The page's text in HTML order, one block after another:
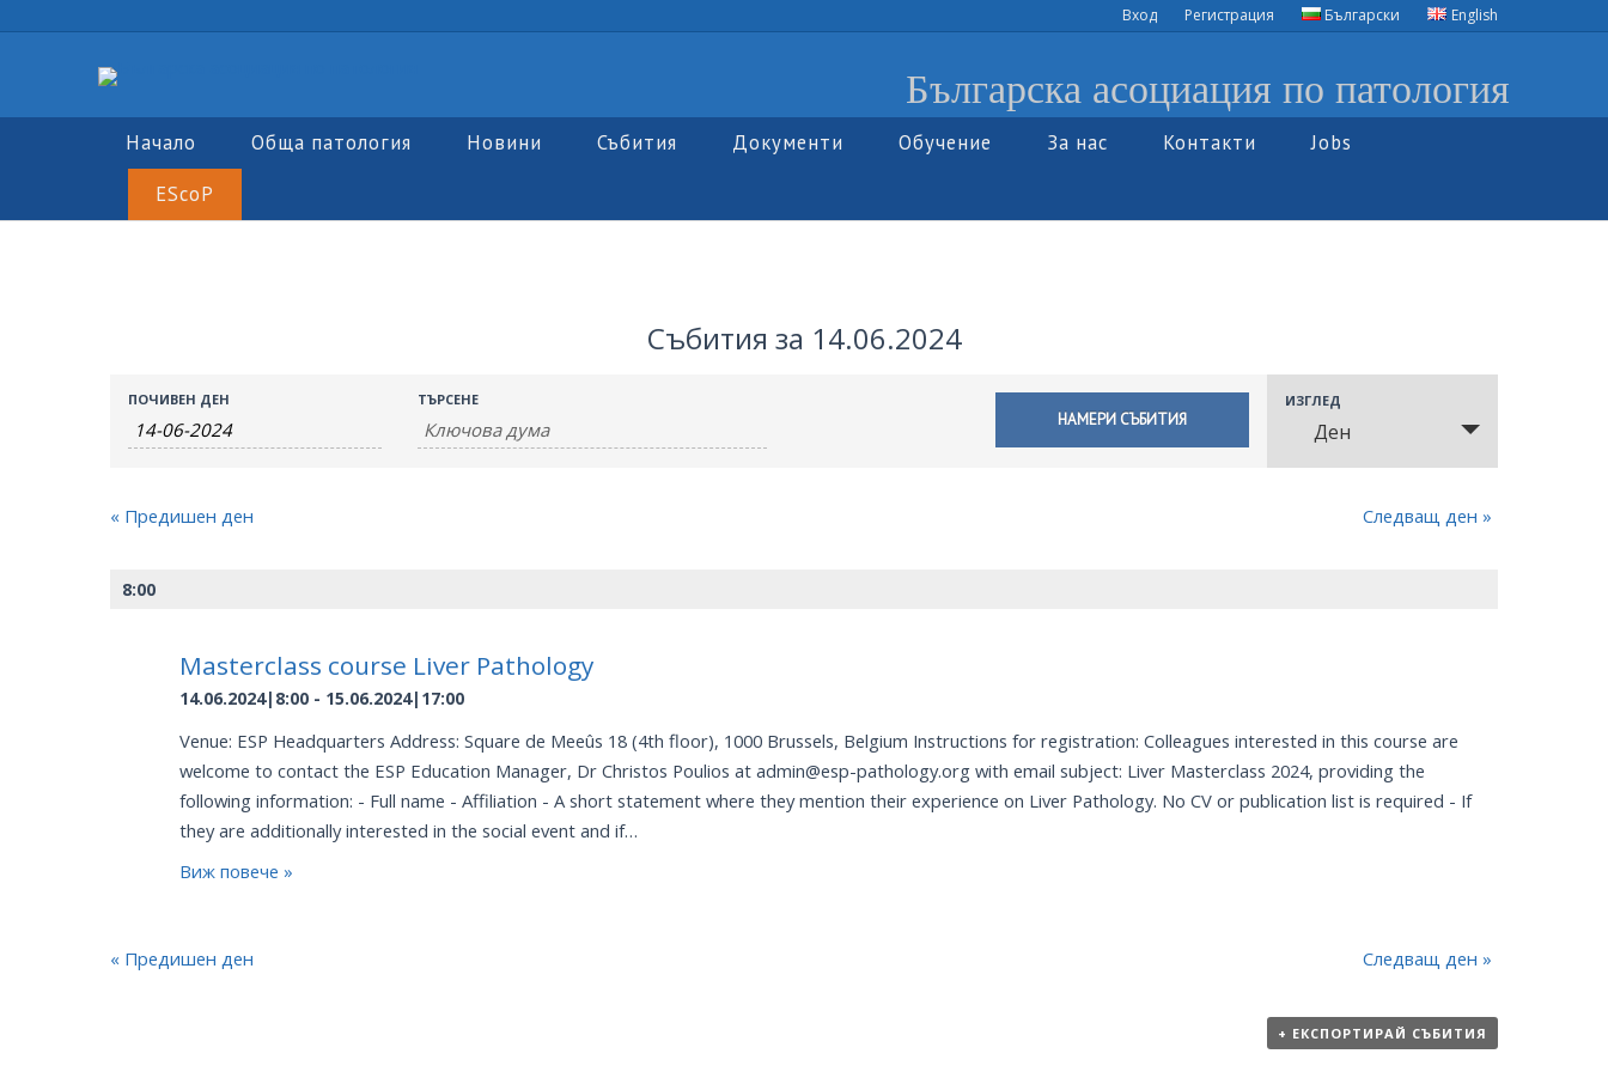
Вход Регистрация Български English
Българска асоциация по патология
Начало Обща патология Новини Събития Документи Обучение За нас Контакти
Jobs
EScoP
Събития за 14.06.2024
Събития
Search
Views
Navigation
Събития
Търсене
ПОЧИВЕН ДЕН ТЪРСЕНЕ
Събитие
Views
ИЗГЛЕД
Ден
« Предишен ден Следващ ден »
8:00
Masterclass course Liver Pathology
14.06.2024|8:00 - 15.06.2024|17:00
Venue: ESP Headquarters Address: Square de Meeûs 18 (4th floor), 1000 Brussels, Belgium Instructions for registration: Colleagues interested in this course are
welcome to contact the ESP Education Manager, Dr Christos Poulios at admin@esp-pathology.org with email subject: Liver Masterclass 2024, providing the
following information: - Full name - Affiliation - A short statement where they mention their experience on Liver Pathology. No CV or publication list is required - If
they are additionally interested in the social event and if…
Виж повече »
« Предишен ден Следващ ден »
+ ЕКСПОРТИРАЙ СЪБИТИЯ